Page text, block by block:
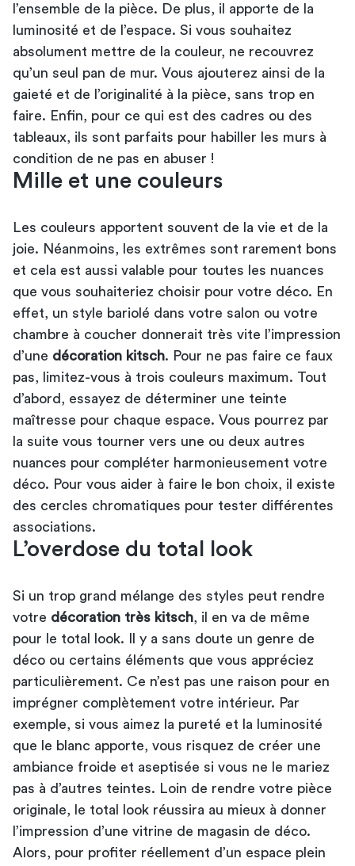
l’ensemble de la pièce. De plus, il apporte de la
luminosité et de l’espace. Si vous souhaitez
absolument mettre de la couleur, ne recouvrez
qu’un seul pan de mur. Vous ajouterez ainsi de la
gaieté et de l’originalité à la pièce, sans trop en
faire. Enfin, pour ce qui est des cadres ou des
tableaux , ils sont parfaits pour habiller les murs à
condition de ne pas en abuser !
Mille et une couleurs
Les couleurs apportent souvent de la vie et de la
joie. Néanmoins, les extrêmes sont rarement bons
et cela est aussi valable pour toutes les nuances
que vous souhaiteriez choisir pour votre déco. En
effet, un style bariolé dans votre salon ou votre
chambre à coucher donnerait très vite l’impression
d’une décoration kitsch. Pour ne pas faire ce faux
pas, limitez-vous à trois couleurs maximum. Tout
d’abord, essayez de déterminer une teinte
maîtresse pour chaque espace. Vous pourrez par
la suite vous tourner vers une ou deux autres
nuances pour compléter harmonieusement votre
déco. Pour vous aider à faire le bon choix, il existe
des cercles chromatiques pour tester différentes
associations.
L’overdose du total look
Si un trop grand mélange des styles peut rendre
votre décoration très kitsch , il en va de même
pour le total look. Il y a sans doute un genre de
déco ou certains éléments que vous appréciez
particulièrement. Ce n’est pas une raison pour en
imprégner complètement votre intérieur. Par
exemple, si vous aimez la pureté et la luminosité
que le blanc apporte, vous risquez de créer une
ambiance froide et aseptisée si vous ne le mariez
pas à d’autres teintes. Loin de rendre votre pièce
originale, le total look réussira au mieux à donner
l’impression d’une vitrine de magasin de déco.
Alors, pour profiter réellement d’un espace plein